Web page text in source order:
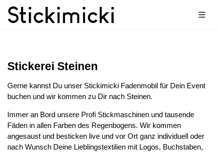
Stickerei Steinen
Gerne kannst Du unser Stickimicki Fadenmobil für Dein Event
buchen und wir kommen zu Dir nach Steinen.
Immer an Bord unsere Profi Stickmaschinen und tausende
Fäden in allen Farben des Regenbogens. Wir kommen
angesaust und besticken live und vor Ort ganz individuell oder
nach Wunsch Deine Lieblingstextilien mit Logos, Buchstaben,